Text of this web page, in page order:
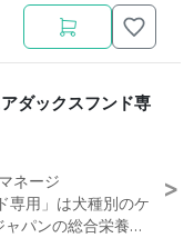
ダックスフンド専
ネージ
専用」は犬種別のケ
パンの総合栄養食